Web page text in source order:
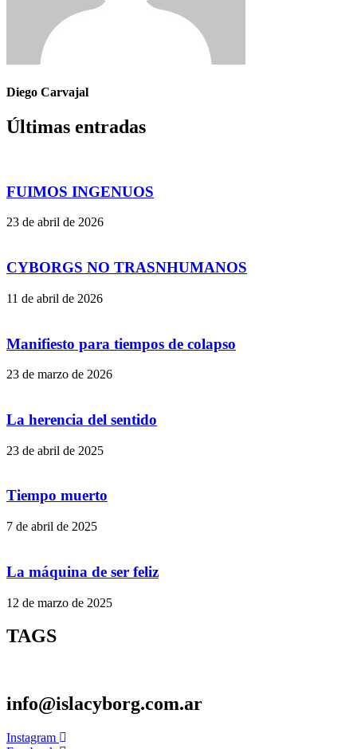
Diego Carvajal
Últimas entradas
FUIMOS INGENUOS
23 de abril de 2026
CYBORGS NO TRASNHUMANOS
11 de abril de 2026
Manifiesto para tiempos de colapso
23 de marzo de 2026
La herencia del sentido
23 de abril de 2025
Tiempo muerto
7 de abril de 2025
La máquina de ser feliz
12 de marzo de 2025
TAGS
info@islacyborg.com.ar
Instagram